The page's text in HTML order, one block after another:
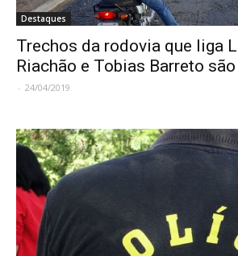
Destaques
Trechos da rodovia que liga
Riachão e Tobias Barreto
- 24/04/2019